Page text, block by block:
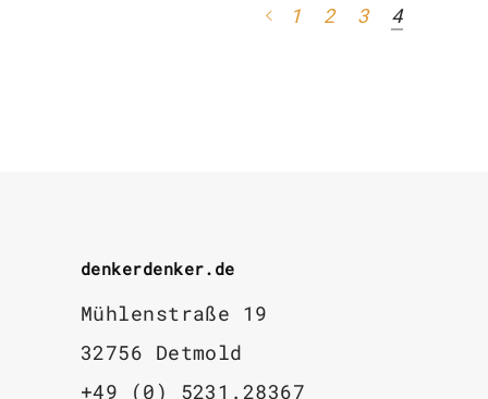
1 2 3 4
denkerdenker.de
Mühlenstraße 19
32756 Detmold
+49 (0) 5231.28367